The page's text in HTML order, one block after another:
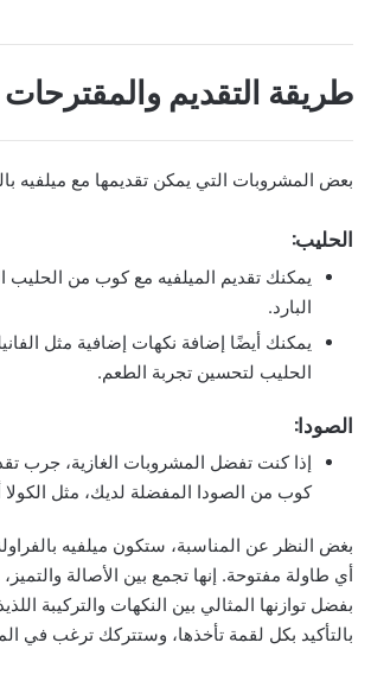
طريقة التقديم
بعض المشروبات التي يمكن تقديمها مع ميلفيه
الحليب:
يمكنك تقديم الميلفيه مع كوب من الحليب
البارد.
يمكنك أيضًا إضافة نكهات إضافية مثل
الحليب لتحسين تجربة الطعم.
الصودا:
إذا كنت تفضل المشروبات الغازية، جرب
كوب من الصودا المفضلة لديك، مثل الكولا
بغض النظر عن المناسبة، ستكون ميلفيه
أي طاولة مفتوحة. إنها تجمع بين الأصالة
بفضل توازنها المثالي بين النكهات والتركيبة
بالتأكيد بكل لقمة تأخذها، وستتركك ترغب في